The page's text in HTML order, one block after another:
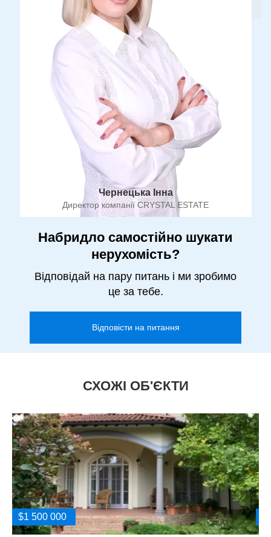
Чернецька Інна
Директор компанії CRYSTAL ESTATE
Набридло самостійно шукати
нерухомість?
Відповідай на пару питань і ми зробимо
це за тебе.
Відповісти на питання
СХОЖІ ОБ'ЄКТИ
$1 500 000